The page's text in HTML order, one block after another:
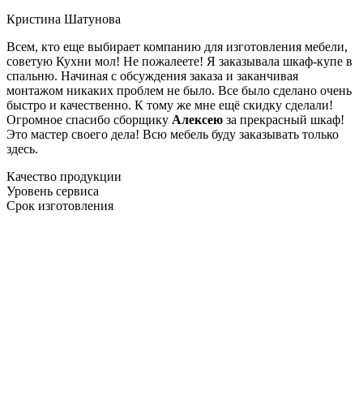
Кристина Шатунова
Всем, кто еще выбирает компанию для изготовления мебели,
советую Кухни мол! Не пожалеете! Я заказывала шкаф-купе в
спальню. Начиная с обсуждения заказа и заканчивая
монтажом никаких проблем не было. Все было сделано очень
быстро и качественно. К тому же мне ещё скидку сделали!
Огромное спасибо сборщику Алексею за прекрасный шкаф!
Это мастер своего дела! Всю мебель буду заказывать только
здесь.
Качество продукции
Уровень сервиса
Срок изготовления